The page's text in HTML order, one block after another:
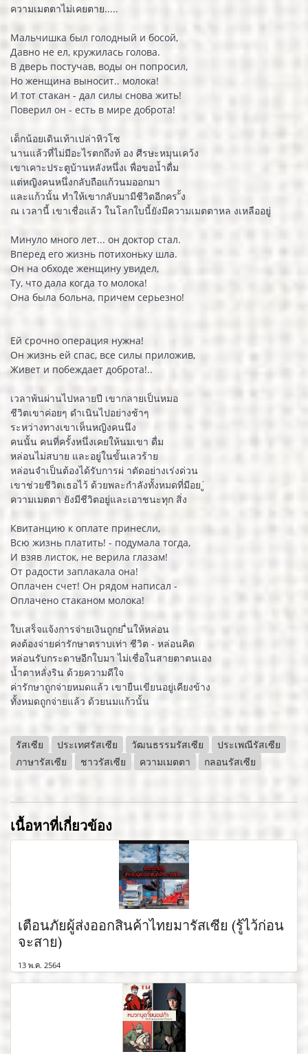
ความเมตตาไม่เคยตาย.....
Мальчишка был голодный и босой,
Давно не ел, кружилась голова.
В дверь постучав, воды он попросил,
Но женщина выносит.. молока!
И тот стакан - дал силы снова жить!
Поверил он - есть в мире доброта!
เด็กน้อยเดินเท้าเปล่าหิวโซ
นานแล้วที่ไม่มีอะไรตกถึงท้ อง ศีรษะหมุนเคว้ง
เขาเคาะประตูบ้านหลังหนึ่งเ พื่อขอน้ำดื่ม
แต่หญิงคนหนึ่งกลับถือแก้วนมออกมา
และแก้วนั้น ทำให้เขากลับมามีชีวิตอีกคร ั้ง
ณ เวลานี้ เขาเชื่อแล้ว ในโลกใบนี้ยังมีความเมตตาหล งเหลืออยู่
Минуло много лет... он доктор стал.
Вперед его жизнь потихоньку шла.
Он на обходе женщину увидел,
Ту, что дала когда то молока!
Она была больна, причем серьезно!
Ей срочно операция нужна!
Он жизнь ей спас, все силы приложив,
Живет и побеждает доброта!..
เวลาพ้นผ่านไปหลายปี เขากลายเป็นหมอ
ชีวิตเขาค่อยๆ ดำเนินไปอย่างช้าๆ
ระหว่างทางเขาเห็นหญิงคนนึง
คนนั้น คนที่ครั้งหนึ่งเคยให้นมเขา ดื่ม
หล่อนไม่สบาย และอยู่ในขั้นเลวร้าย
หล่อนจำเป็นต้องได้รับการผ่ าตัดอย่างเร่งด่วน
เขาช่วยชีวิตเธอไว้ ด้วยพละกำลังทั้งหมดที่มีอย ู่
ความเมตตา ยังมีชีวิตอยู่และเอาชนะทุก สิ่ง
Квитанцию к оплате принесли,
Всю жизнь платить! - подумала тогда,
И взяв листок, не верила глазам!
От радости заплакала она!
Оплачен счет! Он рядом написал -
Оплачено стаканом молока!
ใบเสร็จแจ้งการจ่ายเงินถูกย ื่นให้หล่อน
คงต้องจ่ายค่ารักษาตราบเท่า ชีวิต - หล่อนคิด
หล่อนรับกระดาษอีกใบมา ไม่เชื่อในสายตาตนเอง
น้ำตาหลั่งริน ด้วยความดีใจ
ค่ารักษาถูกจ่ายหมดแล้ว เขายืนเขียนอยู่เคียงข้าง
ทั้งหมดถูกจ่ายแล้ว ด้วยนมแก้วนั้น
รัสเซีย ประเทศรัสเซีย วัฒนธรรมรัสเซีย
ประเพณีรัสเซีย
ภาษารัสเซีย
ชาวรัสเซีย ความเมตตา กลอนรัสเซีย
เนื้อหาที่เกี่ยวข้อง
เตือนภัยผู้ส่งออกสินค้าไทยมารัสเซีย (รู้ไว้ก่อน
จะสาย)
13 พ.ค. 2564